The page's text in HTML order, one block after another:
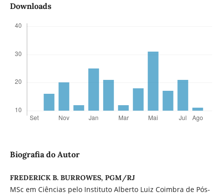
Downloads
Biografia do Autor
FREDERICK B. BURROWES, PGM/RJ
MSc em Ciências pelo Instituto Alberto Luiz Coimbra de Pós-